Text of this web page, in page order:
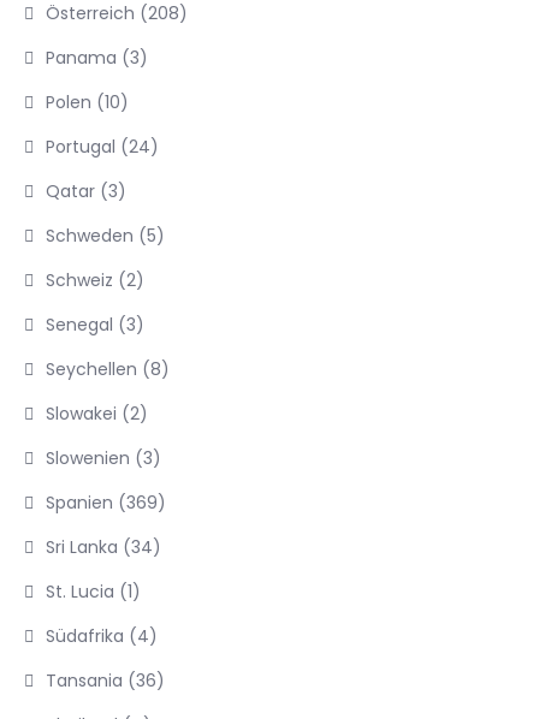
Österreich (208)
Panama (3)
Polen (10)
Portugal (24)
Qatar (3)
Schweden (5)
Schweiz (2)
Senegal (3)
Seychellen (8)
Slowakei (2)
Slowenien (3)
Spanien (369)
Sri Lanka (34)
St. Lucia (1)
Südafrika (4)
Tansania (36)